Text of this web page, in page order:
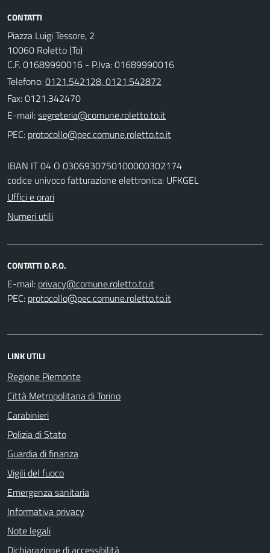
CONTATTI
Piazza Luigi Tessore, 2
10060 Roletto (To)
C.F. 01689990016 - P.Iva: 01689990016
Telefono:0121.542128, 0121.542872
Fax: 0121.342470
E-mail:
PEC:
IBAN IT 04 O 0306930750100000302174
codice univoco fatturazione elettronica: UFKGEL
Uffici e orari
Numeri utili
CONTATTI D.P.O.
E-mail:
PEC:
LINK UTILI
Regione Piemonte
Città Metropolitana di Torino
Carabinieri
Polizia di Stato
Guardia di finanza
Vigili del fuoco
Emergenza sanitaria
Informativa privacy
Note legali
Dichiarazione di accessibilità